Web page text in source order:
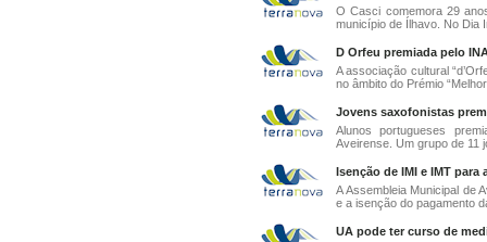
O Casci comemora 29
município de Ílhavo. No Dia
D Orfeu premiada pelo
A associação cultural
no âmbito do Prémio
Jovens saxofonistas
Alunos portugueses
Aveirense. Um grupo de 11
Isenção de IMI e IMT
A Assembleia Municipal de
e a isenção do pagamento
UA pode ter curso de